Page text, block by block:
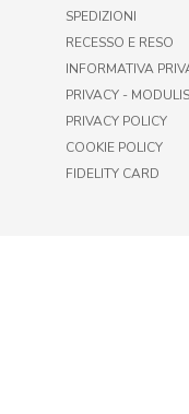
SPEDIZIONI
RECESSO E RESO
INFORMATIVA
PRIVACY -
PRIVACY POLICY
COOKIE POLICY
FIDELITY CARD